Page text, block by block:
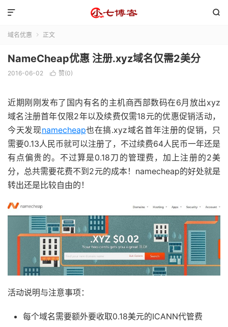


域名优惠  正文
NameCheap优惠 注册.xyz域名仅需2美分
2016-06-02  赞(0)
近期刚刚发布了国内有名的主机商西部数码在6月放出xyz
域名注册首年仅限2年以及续费仅需18元的优惠促销活动，
今天发现namecheap也在搞.xyz域名首年注册的促销，只
需要0.13人民币就可以注册了，不过续费64人民币一年还是
有点偏贵的。不过算是0.18刀的管理费，加上注册的2美
分，总共需要花费不到2元的成本！namecheap的好处就是
转出还是比较自由的！
活动说明与注意事项：
每个域名需要额外要收取0.18美元的ICANN代管费